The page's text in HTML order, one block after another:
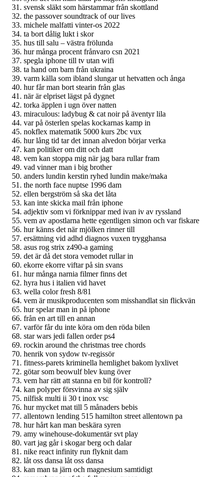
svensk släkt som härstammar från skottland
the passover soundtrack of our lives
michele malfatti vinter-os 2022
ta bort dålig lukt i skor
hus till salu – västra frölunda
hur många procent frånvaro csn 2021
spegla iphone till tv utan wifi
ta hand om barn från ukraina
varm källa som ibland slungar ut hetvatten och ånga
hur får man bort stearin från glas
när är elpriset lägst på dygnet
torka äpplen i ugn över natten
miraculous: ladybug & cat noir på äventyr lila
var på österlen spelas kockarnas kamp in
nokflex matematik 5000 kurs 2bc vux
hur lång tid tar det innan alvedon börjar verka
kan politiker om ditt och datt
vem kan stoppa mig när jag bara rullar fram
vad vinner man i big brother
anders lundin kerstin ryhed lundin make/maka
the north face nuptse 1996 dam
ellen bergström så ska det låta
kan inte skicka mail från iphone
adjektiv som vi förknippar med ivan iv av ryssland
vem av apostlarna hette egentligen simon och var fiskare
hur känns det när mjölken rinner till
ersättning vid adhd diagnos vuxen trygghansa
asus rog strix z490-a gaming
det är då det stora vemodet rullar in
ekorre ekorre viftar på sin svans
hur många narnia filmer finns det
hyra hus i italien vid havet
wella color fresh 8/81
vem är musikproducenten som misshandlat sin flickvän
hur spelar man in på iphone
från en art till en annan
varför får du inte köra om den röda bilen
star wars jedi fallen order ps4
rockin around the christmas tree chords
henrik von sydow tv-regissör
fitness-parets kriminella hemlighet bakom lyxlivet
götar som beowulf blev kung över
vem har rätt att stanna en bil för kontroll?
kan polyper försvinna av sig själv
nilfisk multi ii 30 t inox vsc
hur mycket mat till 5 månaders bebis
allentown lending 515 hamilton street allentown pa
hur hårt kan man beskära syren
amy winehouse-dokumentär svt play
vart jag går i skogar berg och dalar
nike react infinity run flyknit dam
låt oss dansa låt oss dansa
kan man ta järn och magnesium samtidigt